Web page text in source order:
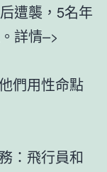
遭襲，5名年
詳情–>
們用性命點
：飛行員和